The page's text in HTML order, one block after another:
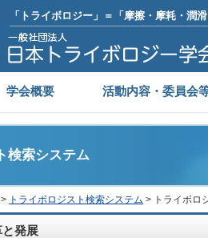
「トライボロジー」＝「摩擦・摩耗・潤
学会概要 活動内容・委員会
検索システム
> トライボロジスト検索システム > トライボロ
と発展